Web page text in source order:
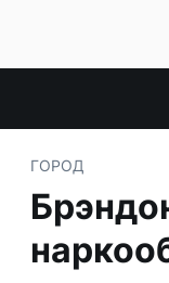
ГОРОД